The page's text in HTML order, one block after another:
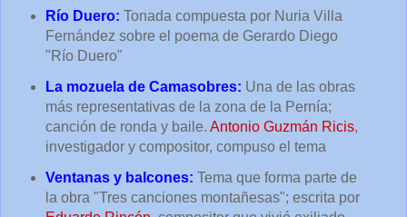
Río Duero: Tonada compuesta por Nuria Villa
Fernández sobre el poema de Gerardo Diego
"Río Duero"
La mozuela de Camasobres: Una de las obras
más representativas de la zona de la Pernía;
canción de ronda y baile. Antonio Guzmán Ricis,
investigador y compositor, compuso el tema
Ventanas y balcones: Tema que forma parte de
la obra "Tres canciones montañesas"; escrita por